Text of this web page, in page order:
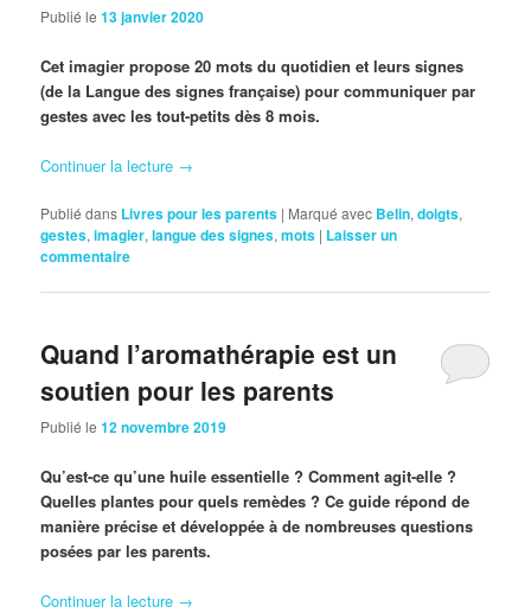
Publié le13 janvier 2020
Cet imagier propose 20 mots du quotidien et leurs signes
(de la Langue des signes française) pour communiquer par
gestes avec les tout-petits dès 8 mois.
Continuer la lecture →
Publié dans Livres pour les parents | Marqué avec Belin,doigts,
gestes,imagier,langue des signes,mots | Laisser un
commentaire
Quand l’aromathérapie est un
soutien pour les parents
Publié le12 novembre 2019
Qu’est-ce qu’une huile essentielle ? Comment agit-elle ?
Quelles plantes pour quels remèdes ? Ce guide répond de
manière précise et développée à de nombreuses questions
posées par les parents.
Continuer la lecture →